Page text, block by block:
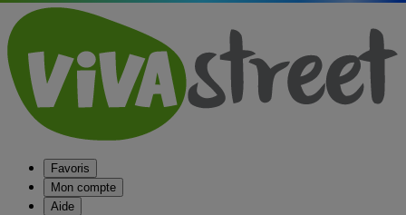
Favoris
Mon compte
Aide